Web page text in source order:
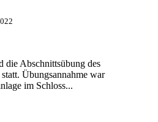
die Abschnittsübung des
Übungsannahme war
im Schloss...